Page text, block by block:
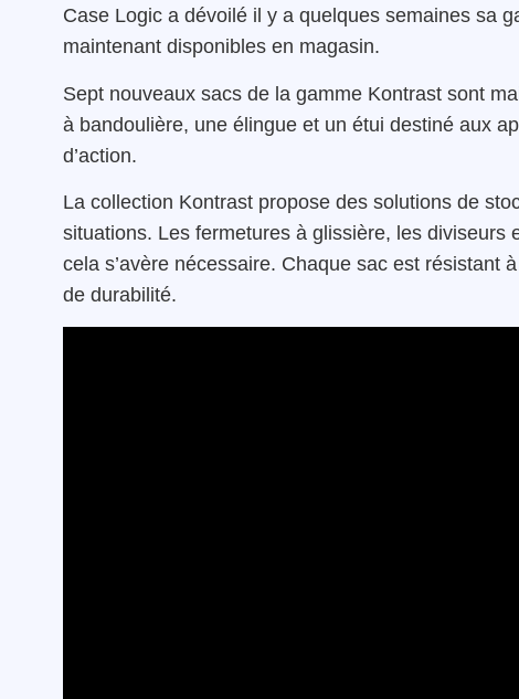
Case Logic a dévoilé il y a quelques semaines sa
maintenant disponibles en magasin.
Sept nouveaux sacs de la gamme Kontrast sont
à bandoulière, une élingue et un étui destiné aux
d’action.
La collection Kontrast propose des solutions de
situations. Les fermetures à glissière, les
cela s’avère nécessaire. Chaque sac est résistant
de durabilité.